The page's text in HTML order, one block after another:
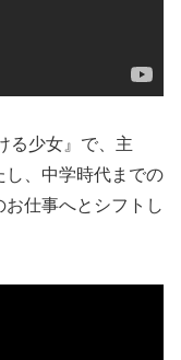
る少女』で、主
し、中学時代までの
仕事へとシフトし